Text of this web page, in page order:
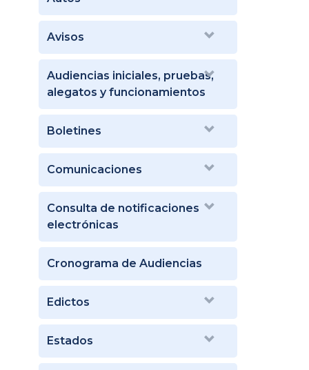
Avisos
Audiencias iniciales, pruebas,
alegatos y funcionamientos
Boletines
Comunicaciones
Consulta de notificaciones
electrónicas
Cronograma de Audiencias
Edictos
Estados